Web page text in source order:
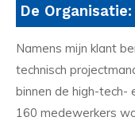
De Organisatie:
Namens mijn klant
technisch
binnen de high-tech-
160 medewerkers